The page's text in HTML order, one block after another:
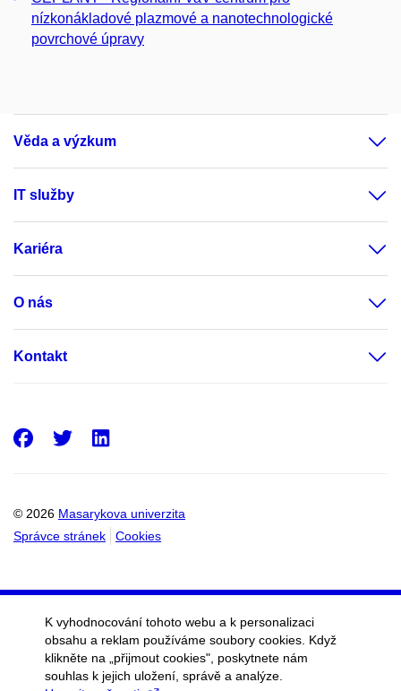
nízkonákladové plazmové a nanotechnologické
povrchové úpravy
Věda a výzkum
IT služby
Kariéra
O nás
Kontakt
© 2026 Masarykova univerzita
Správce stránek
Cookies
Facebook
Twitter
K vyhodnocování tohoto webu a k personalizaci
obsahu a reklam používáme soubory cookies. Když
klikněte na „přijmout cookies", poskytnete nám
souhlas k jejich uložení, správě a analýze.